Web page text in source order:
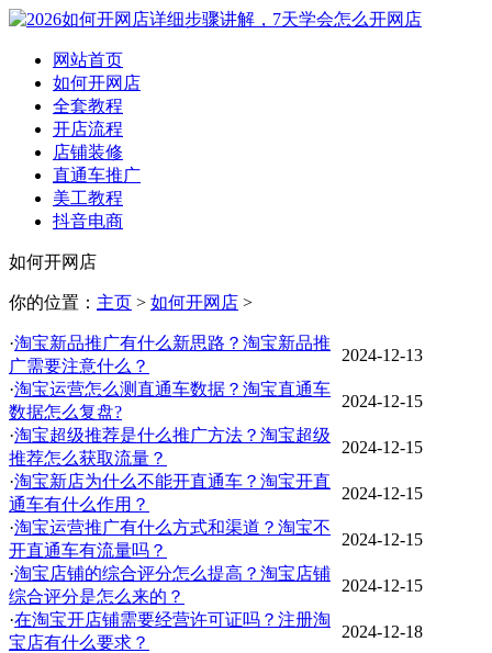
网站首页
如何开网店
全套教程
开店流程
店铺装修
直通车推广
美工教程
抖音电商
如何开网店
你的位置： 主页 > 如何开网店 >
·淘宝新品推广有什么新思路？淘宝新品推
广需要注意什么？
2024-12-13
·淘宝运营怎么测直通车数据？淘宝直通车
数据怎么复盘?
2024-12-15
·淘宝超级推荐是什么推广方法？淘宝超级
推荐怎么获取流量？
2024-12-15
·淘宝新店为什么不能开直通车？淘宝开直
通车有什么作用？
2024-12-15
·淘宝运营推广有什么方式和渠道？淘宝不
开直通车有流量吗？
2024-12-15
·淘宝店铺的综合评分怎么提高？淘宝店铺
综合评分是怎么来的？
2024-12-15
·在淘宝开店铺需要经营许可证吗？注册淘
宝店有什么要求？
2024-12-18